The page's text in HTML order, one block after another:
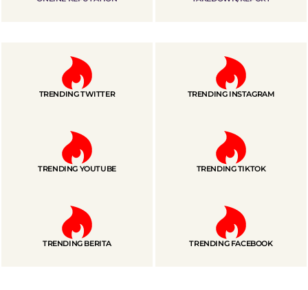
TRENDING TWITTER TRENDING INSTAGRAM
TRENDING YOUTUBE TRENDING TIKTOK
TRENDING BERITA TRENDING FACEBOOK